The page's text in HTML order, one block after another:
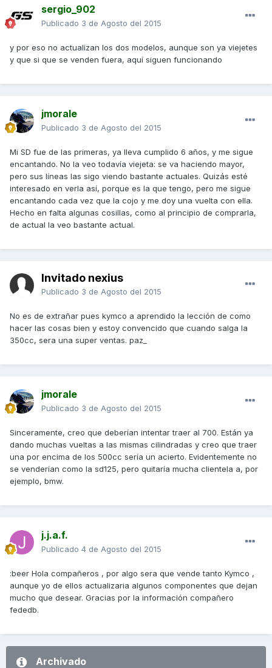
sergio_902
Publicado 3 de Agosto del 2015
y por eso no actualizan los dos modelos, aunque son ya viejetes
y que si que se venden fuera, aquí siguen funcionando
jmorale
Publicado 3 de Agosto del 2015
Mi SD fue de las primeras, ya lleva cumplido 6 años, y me sigue
encantando. No la veo todavía viejeta: se va haciendo mayor,
pero sus líneas las sigo viendo bastante actuales. Quizás esté
interesado en verla así, porque es la que tengo, pero me sigue
encantando cada vez que la cojo y me doy una vuelta con ella.
Hecho en falta algunas cosillas, como al principio de comprarla,
de actual la veo bastante actual.
Invitado nexius
Publicado 3 de Agosto del 2015
No es de extrañar pues kymco a aprendido la lección de como
hacer las cosas bien y estoy convencido que cuando salga la
350cc, sera una super ventas. paz_
jmorale
Publicado 3 de Agosto del 2015
Sinceramente, creo que deberían intentar traer al 700. Están ya
dando muchas vueltas a las mismas cilindradas y creo que traer
una por encima de los 500cc sería un acierto. Evidentemente no
se venderían como la sd125, pero quitaría mucha clientela a, por
ejemplo, bmw.
j.j.a.f.
Publicado 4 de Agosto del 2015
:beer Hola compañeros , por algo sera que vende tanto Kymco ,
aunque yo de ellos actualizaria algunos componentes que dejan
mucho que desear. Gracias por la información compañero
fededb.
Archivado